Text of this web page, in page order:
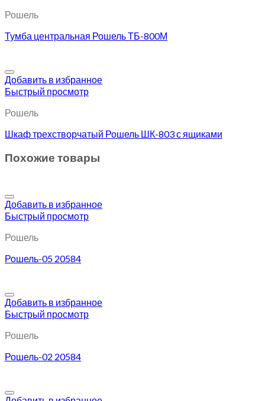
Рошель
Тумба центральная Рошель ТБ-800М
Добавить в избранное
Быстрый просмотр
Рошель
Шкаф трехстворчатый Рошель ШК-803 с ящиками
Похожие товары
Добавить в избранное
Быстрый просмотр
Рошель
Рошель-05 20584
Добавить в избранное
Быстрый просмотр
Рошель
Рошель-02 20584